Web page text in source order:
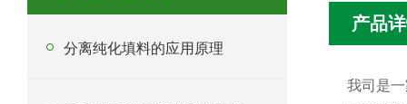
分离纯化填料的应用原理
产品
我司是